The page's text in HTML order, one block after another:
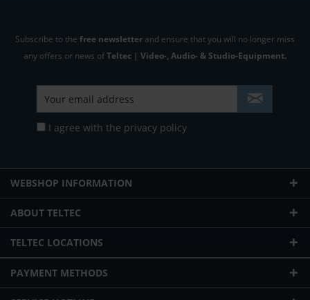
Subscribe to the free newsletter and ensure that you will no longer miss
any offers or news ofTeltec | Video-, Audio- & Studio-Equipment.
I agree with the privacy policy
WEBSHOP INFORMATION
ABOUT TELTEC
TELTEC LOCATIONS
PAYMENT METHODS